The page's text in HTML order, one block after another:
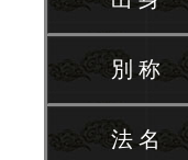
別 称
法 名